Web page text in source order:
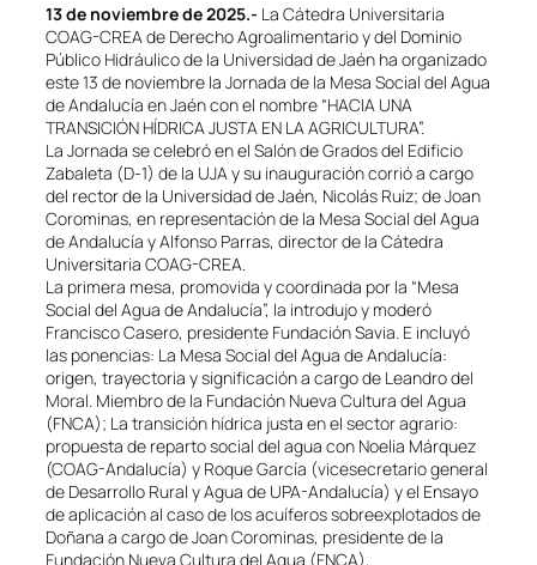
13 de noviembre de 2025.- La Cátedra Universitaria
COAG-CREA de Derecho Agroalimentario y del Dominio
Público Hidráulico de la Universidad de Jaén ha organizado
este 13 de noviembre la Jornada de la Mesa Social del Agua
de Andalucía en Jaén con el nombre “HACIA UNA
TRANSICIÓN HÍDRICA JUSTA EN LA AGRICULTURA”.
La Jornada se celebró en el Salón de Grados del Edificio
Zabaleta (D-1) de la UJA y su inauguración corrió a cargo
del rector de la Universidad de Jaén, Nicolás Ruiz; de Joan
Corominas, en representación de la Mesa Social del Agua
de Andalucía y Alfonso Parras, director de la Cátedra
Universitaria COAG-CREA.
La primera mesa, promovida y coordinada por la “Mesa
Social del Agua de Andalucía”, la introdujo y moderó
Francisco Casero, presidente Fundación Savia. E incluyó
las ponencias: La Mesa Social del Agua de Andalucía:
origen, trayectoria y significación a cargo de Leandro del
Moral. Miembro de la Fundación Nueva Cultura del Agua
(FNCA); La transición hídrica justa en el sector agrario:
propuesta de reparto social del agua con Noelia Márquez
(COAG-Andalucía) y Roque García (vicesecretario general
de Desarrollo Rural y Agua de UPA-Andalucía) y el Ensayo
de aplicación al caso de los acuíferos sobreexplotados de
Doñana a cargo de Joan Corominas, presidente de la
Fundación Nueva Cultura del Agua (FNCA).